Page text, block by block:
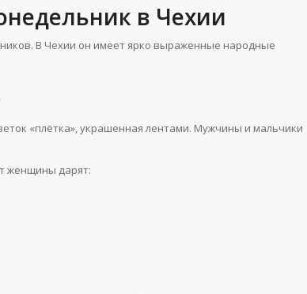
в Чехии
В Чехии он имеет ярко выраженные народные
«плётка», украшенная лентами. Мужчины и мальчики
женщины дарят: